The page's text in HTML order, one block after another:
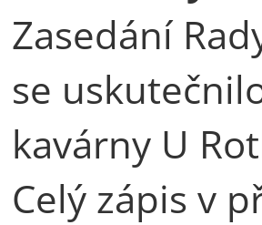
Zasedání
se
kavárny U
Celý zápis v